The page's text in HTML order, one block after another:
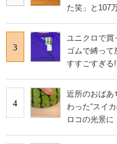
た笑」と107
3
ユニクロで
ゴムで縛っ
すすごすぎる
4
近所のおば
わった“スイ
ロコの光景に